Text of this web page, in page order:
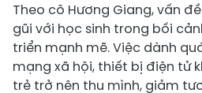
Theo cô Hương Giang, vấn
gũi với học sinh trong bối
triển mạnh mẽ. Việc dành
mạng xã hội, thiết bị điện tử
trẻ trở nên thu mình, giảm